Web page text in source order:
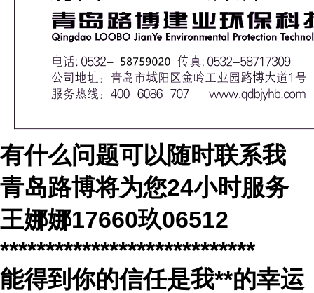
有什么问题可以随时联系我
青岛路博将为您24小时服务
王娜娜17660玖06512
****************************
能得到你的信任是我**的幸运